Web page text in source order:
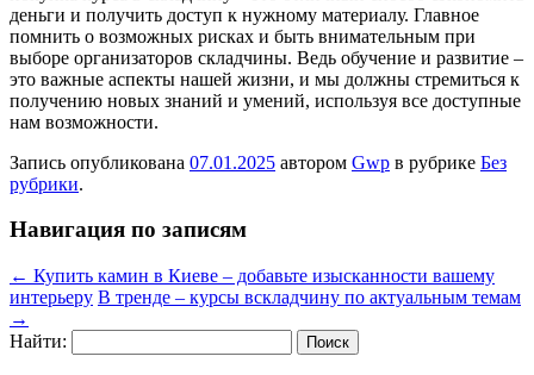
деньги и получить доступ к нужному материалу. Главное
помнить о возможных рисках и быть внимательным при
выборе организаторов складчины. Ведь обучение и развитие –
это важные аспекты нашей жизни, и мы должны стремиться к
получению новых знаний и умений, используя все доступные
нам возможности.
Запись опубликована 07.01.2025 автором Gwp в рубрике Без
рубрики.
Навигация по записям
← Купить камин в Киеве – добавьте изысканности вашему
интерьеру В тренде – курсы вскладчину по актуальным темам
→
Найти: